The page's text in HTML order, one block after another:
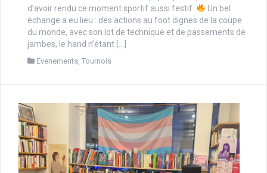
d’avoir rendu ce moment sportif aussi festif.
Un bel
échange a eu lieu : des actions au foot dignes de la coupe
du monde, avec son lot de technique et de passements de
jambes, le hand n’étant […]
Evenements Tournois